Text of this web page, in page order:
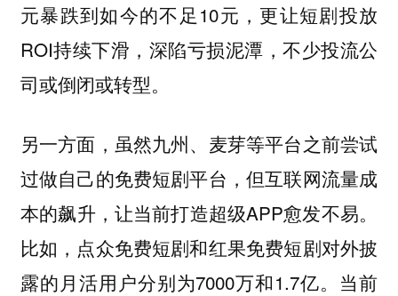
元暴跌到如今的不足10元，更让短剧投放
ROI持续下滑，深陷亏损泥潭，不少投流公
司或倒闭或转型。
另一方面，虽然九州、麦芽等平台之前尝试
过做自己的免费短剧平台，但互联网流量成
本的飙升，让当前打造超级APP愈发不易。
比如，点众免费短剧和红果免费短剧对外披
露的月活用户分别为7000万和1.7亿。当前